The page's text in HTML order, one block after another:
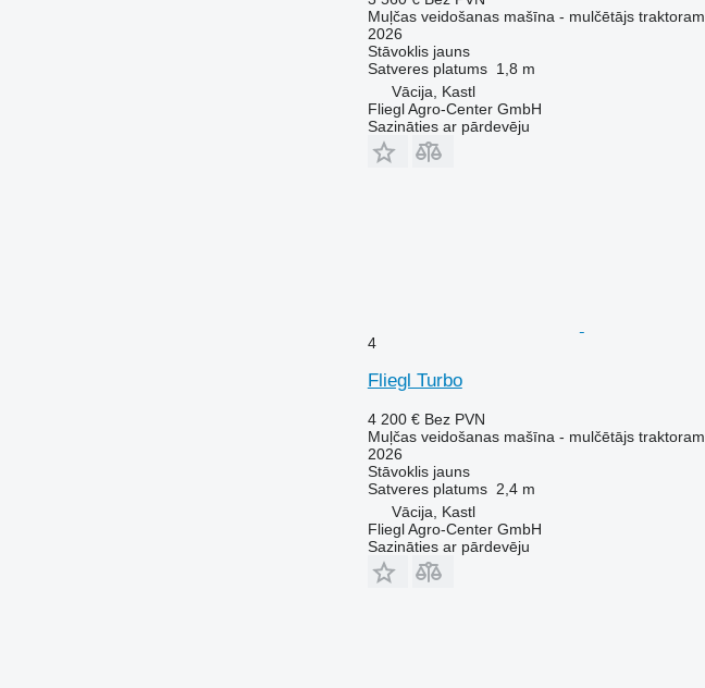
Muļčas veidošanas mašīna - mulčētājs traktoram
2026
Stāvoklisjauns
Satveres platums 1,8 m
Vācija, Kastl
Fliegl Agro-Center GmbH
Sazināties ar pārdevēju
4
Fliegl Turbo
4 200 € Bez PVN
Muļčas veidošanas mašīna - mulčētājs traktoram
2026
Stāvoklisjauns
Satveres platums 2,4 m
Vācija, Kastl
Fliegl Agro-Center GmbH
Sazināties ar pārdevēju